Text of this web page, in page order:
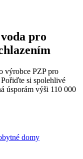
pro
výrobce PZP pro
si spolehlivé
úsporám výši 110 000
domy